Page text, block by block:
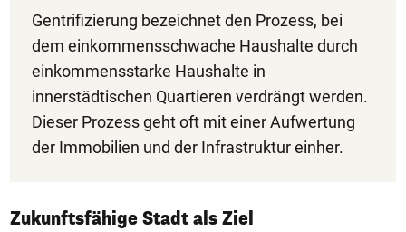
Gentrifizierung bezeichnet den Prozess, bei
dem einkommensschwache Haushalte durch
einkommensstarke Haushalte in
innerstädtischen Quartieren verdrängt werden.
Dieser Prozess geht oft mit einer Aufwertung
der Immobilien und der Infrastruktur einher.
Zukunftsfähige Stadt als Ziel